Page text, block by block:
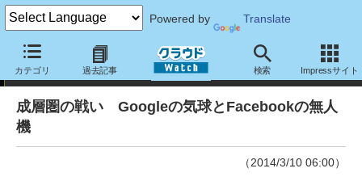
Powered by Translate
カテゴリ 過去記事 検索 Impressサイト
Infostand海外ITトピックス
成層圏の戦い Googleの気球とFacebookの無人
機
（2014/3/10 06:00）